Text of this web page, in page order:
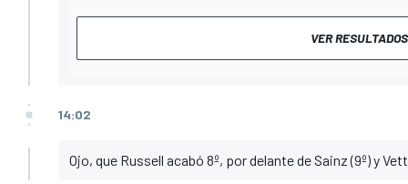
VER RESULTADOS
14:02
Ojo, que Russell acabó 8º, por delante de Sainz (9º) y